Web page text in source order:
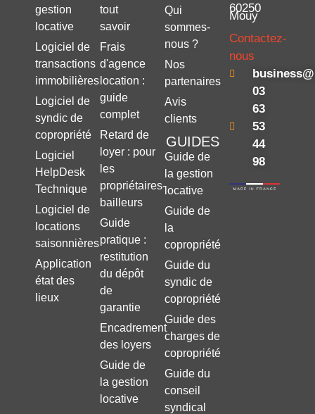
gestion
locative
Logiciel de
transactions
immobilières
Logiciel de
syndic de
copropriété
Logiciel
HelpDesk
Technique
Logiciel de
locations
saisonnières
Application
état des
lieux
tout
savoir
Frais
d'agence
location :
guide
complet
Retard de
loyer : pour
les
propriétaires-
bailleurs
Guide
pratique :
restitution
du dépôt
de
garantie
Encadrement
des loyers
Guide de
la gestion
locative
Qui
sommes-
nous ?
Nos
partenaires
Avis
clients
GUIDES
Guide de
la gestion
locative
Guide de
la
copropriété
Guide du
syndic de
copropriété
Guide des
charges de
copropriété
Guide du
conseil
syndical
60250
Mouy
Contactez-
nous
03
63
53
44
98